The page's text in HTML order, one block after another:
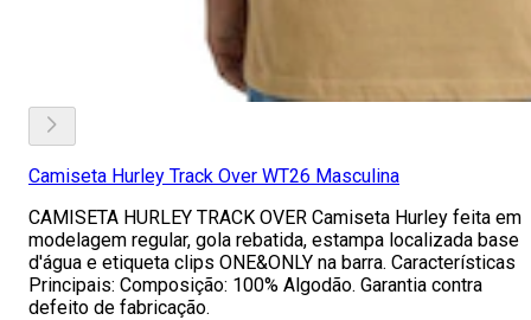
Camiseta Hurley Track Over WT26 Masculina
CAMISETA HURLEY TRACK OVER Camiseta Hurley feita em
modelagem regular, gola rebatida, estampa localizada base
d'água e etiqueta clips ONE&ONLY na barra. Características
Principais: Composição: 100% Algodão. Garantia contra
defeito de fabricação.